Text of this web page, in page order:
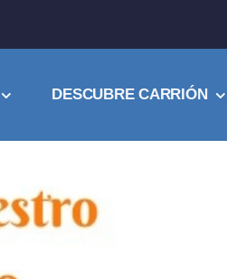
DESCUBRE CARRIÓN